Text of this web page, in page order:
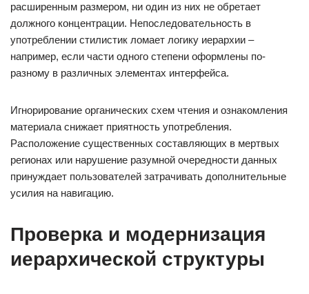
расширенным размером, ни один из них не обретает
должного концентрации. Непоследовательность в
употреблении стилистик ломает логику иерархии –
например, если части одного степени оформлены по-
разному в различных элементах интерфейса.
Игнорирование органических схем чтения и ознакомления
материала снижает приятность употребления.
Расположение существенных составляющих в мертвых
регионах или нарушение разумной очередности данных
принуждает пользователей затрачивать дополнительные
усилия на навигацию.
Проверка и модернизация
иерархической структуры